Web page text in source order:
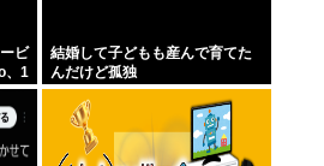
ビ
、1
結婚して子どもも産んで育てた
んだけど孤独